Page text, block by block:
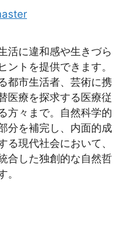
活に違和感や生きづら
ントを提供できます。
都市生活者、芸術に携
医療を探求する医療従
方々まで。自然科学的
分を補完し、内面的成
る現代社会において、
合した独創的な自然哲
。